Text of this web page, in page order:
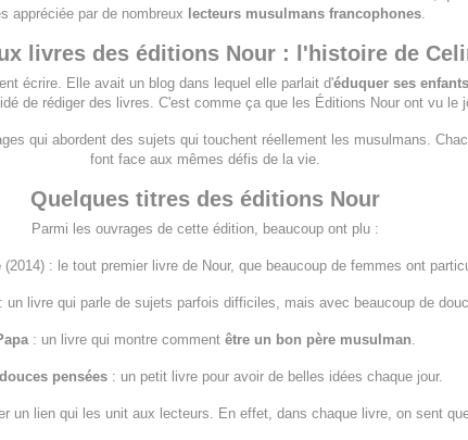
appréciée par de nombreux lecteurs musulmans francophones
livres des éditions Nour : l'histoire de
écrire. Elle avait un blog dans lequel elle parlait d'éduquer ses enfants
de rédiger des livres. C'est comme ça que les Éditions Nour ont vu le
qui abordent des sujets qui touchent réellement les musulmans.
font face aux mêmes défis de la vie.
Quelques titres des éditions Nour
Parmi les ouvrages de cette édition, beaucoup ont plu :
(2014) : le tout premier livre de Nour, que beaucoup de femmes ont
livre qui parle de sujets parfois difficiles, mais avec beaucoup de
: un livre qui montre comment être un bon père musulman
pensées : un petit livre pour avoir de belles idées chaque jour.
lien qui les unit aux lecteurs. En effet, dans chaque livre, on sent